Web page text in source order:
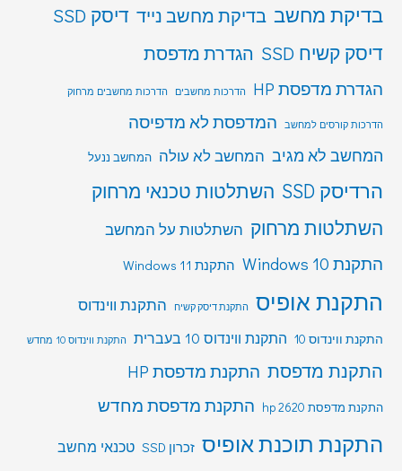
בדיקת מחשב בדיקת מחשב נייד דיסק SSD
דיסק קשיח SSD
הגדרת מדפסת
הגדרת מדפסת HP הדרכות מחשבים הדרכות מחשבים מרחוק
הדרכות קורסים למחשב המדפסת לא מדפיסה
המחשב לא מגיב המחשב לא עולה המחשב ננעל
הרדיסק SSD
השתלטות טכנאי מרחוק
השתלטות מרחוק השתלטות על המחשב
התקנת Windows 10 התקנת Windows 11
התקנת אופיס התקנת דיסק קשיח התקנת ווינדוס
התקנת ווינדוס 10 התקנת ווינדוס 10 בעברית התקנת ווינדוס 10 מחדש
התקנת מדפסת התקנת מדפסת HP
התקנת מדפסת hp 2620 התקנת מדפסת מחדש
התקנת תוכנת אופיס זכרון SSD טכנאי מחשב